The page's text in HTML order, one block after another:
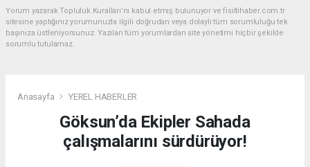
Yorum yazarak Topluluk Kuralları’nı kabul etmiş bulunuyor ve fisiltihaber.com.tr
sitesine yaptığınız yorumunuzla ilgili doğrudan veya dolaylı tüm sorumluluğu tek
başınıza üstleniyorsunuz. Yazılan tüm yorumlardan site yönetimi hiçbir şekilde
sorumlu tutulamaz.
Anasayfa YEREL HABERLER
Göksun’da Ekipler Sahada
çalışmalarını sürdürüyor!